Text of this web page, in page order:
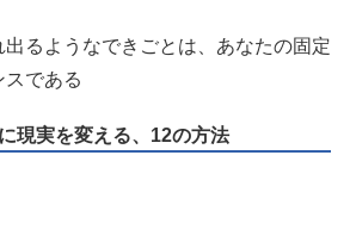
出るようなできごとは、あなたの固定
である
現実を変える、12の方法